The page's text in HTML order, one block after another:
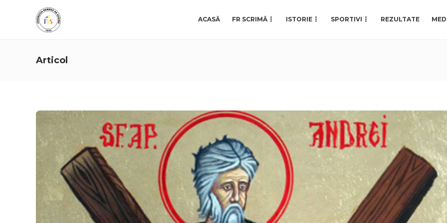
ACASĂ FR SCRIMĂ ISTORIE SPORTIVI REZULTATE
Articol